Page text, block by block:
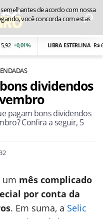
+0,01% LIBRA ESTERLINA R$ 6,90
dividendos
pagam bons dividendos
Confira a seguir, 5
um mês complicado
por conta da
. Em suma, a Selic
de acordo com nossa
você concorda com estas